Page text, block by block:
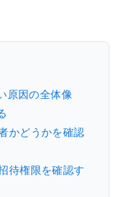
原因の全体像
かどうかを確認
待権限を確認す